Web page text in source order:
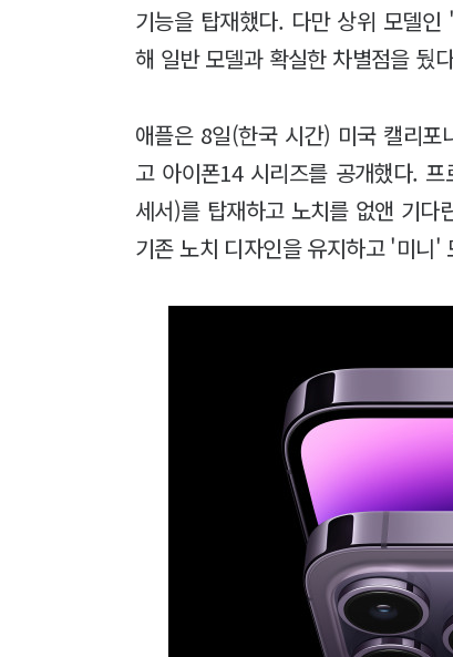
기능을 탑재했다. 다만 상위 모델
해 일반 모델과 확실한 차별점을 뒀
애플은 8일(한국 시간) 미국 캘리
고 아이폰14 시리즈를 공개했다.
세서)를 탑재하고 노치를 없앤 기
기존 노치 디자인을 유지하고 '미니